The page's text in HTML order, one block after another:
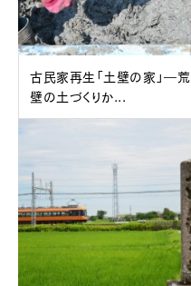
古民家再生「土壁の家」―荒
壁の土づくりか...